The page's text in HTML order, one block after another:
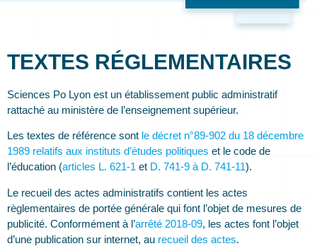
TEXTES RÉGLEMENTAIRES
Sciences Po Lyon est un établissement public administratif
rattaché au ministère de l’enseignement supérieur.
Les textes de référence sont le décret n°89-902 du 18 décembre
1989 relatifs aux instituts d’études politiques et le code de
l’éducation (articles L. 621-1 et D. 741-9 à D. 741-11).
Le recueil des actes administratifs contient les actes
règlementaires de portée générale qui font l’objet de mesures de
publicité. Conformément à l’arrêté 2018-09, les actes font l’objet
d’une publication sur internet, au recueil des actes.